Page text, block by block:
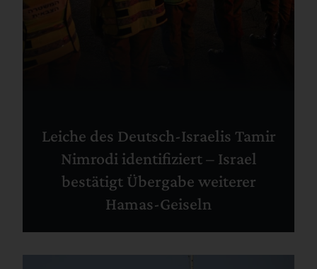
Leiche des Deutsch-Israelis Tamir
Nimrodi identifiziert – Israel
bestätigt Übergabe weiterer
Hamas-Geiseln